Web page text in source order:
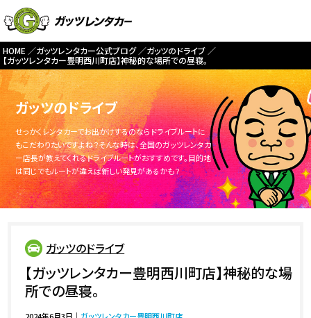
HOME ガッツレンタカー公式ブログ
ガッツのドライブ
【ガッツレンタカー豊明西川町店】神秘的な場所での昼寝。
ガッツのドライブ
せっかくレンタカーでお出かけするのならドライブルートに
もこだわりたいですよね？そんな時は、全国のガッツレンタカ
ー店長が教えてくれるドライブルートがおすすめです。目的地
は同じでもルートが違えば新しい発見があるかも？
ガッツのドライブ
【ガッツレンタカー豊明西川町店】神秘的な場
所での昼寝。